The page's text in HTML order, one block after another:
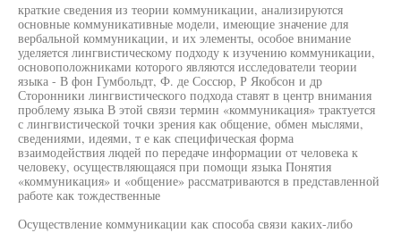
краткие сведения из теории коммуникации, анализируются
основные коммуникативные модели, имеющие значение для
вербальной коммуникации, и их элементы, особое внимание
уделяется лингвистическому подходу к изучению коммуникации,
основоположниками которого являются исследователи теории
языка - В фон Гумбольдт, Ф. де Соссюр, Р Якобсон и др
Сторонники лингвистического подхода ставят в центр внимания
проблему языка В этой связи термин «коммуникация» трактуется
с лингвистической точки зрения как общение, обмен мыслями,
сведениями, идеями, т е как специфическая форма
взаимодействия людей по передаче информации от человека к
человеку, осуществляющаяся при помощи языка Понятия
«коммуникация» и «общение» рассматриваются в представленной
работе как тождественные
Осуществление коммуникации как способа связи каких-либо